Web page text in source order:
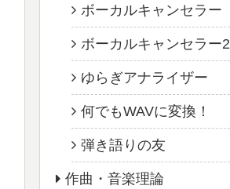
ボーカルキャンセラー
ボーカルキャンセラー2
ゆらぎアナライザー
何でもWAVに変換！
弾き語りの友
作曲・音楽理論